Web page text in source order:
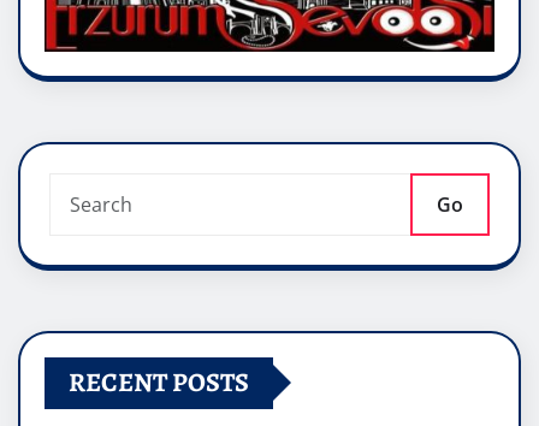
Go
RECENT POSTS